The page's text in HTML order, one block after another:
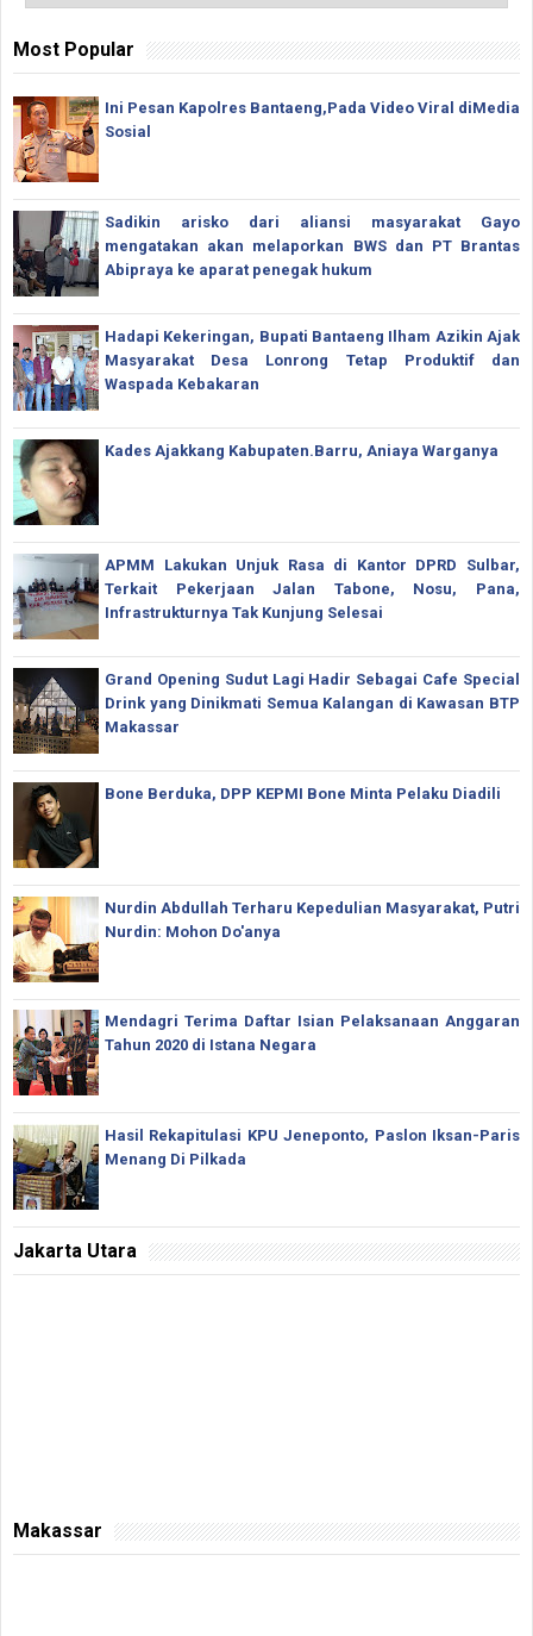
Most Popular
Ini Pesan Kapolres Bantaeng,Pada Video Viral diMedia
Sosial
Sadikin arisko dari aliansi masyarakat Gayo
mengatakan akan melaporkan BWS dan PT Brantas
Abipraya ke aparat penegak hukum
Hadapi Kekeringan, Bupati Bantaeng Ilham Azikin Ajak
Masyarakat Desa Lonrong Tetap Produktif dan
Waspada Kebakaran
Kades Ajakkang Kabupaten.Barru, Aniaya Warganya
APMM Lakukan Unjuk Rasa di Kantor DPRD Sulbar,
Terkait Pekerjaan Jalan Tabone, Nosu, Pana,
Infrastrukturnya Tak Kunjung Selesai
Grand Opening Sudut Lagi Hadir Sebagai Cafe Special
Drink yang Dinikmati Semua Kalangan di Kawasan BTP
Makassar
Bone Berduka, DPP KEPMI Bone Minta Pelaku Diadili
Nurdin Abdullah Terharu Kepedulian Masyarakat, Putri
Nurdin: Mohon Do'anya
Mendagri Terima Daftar Isian Pelaksanaan Anggaran
Tahun 2020 di Istana Negara
Hasil Rekapitulasi KPU Jeneponto, Paslon Iksan-Paris
Menang Di Pilkada
Jakarta Utara
Makassar